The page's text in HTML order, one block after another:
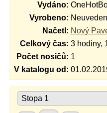
Vydáno:
Vyrobeno:
Načetl: Nový
Celkový čas: 3 hodiny,
Počet nosičů: 1
V katalogu od:
Stopa 1